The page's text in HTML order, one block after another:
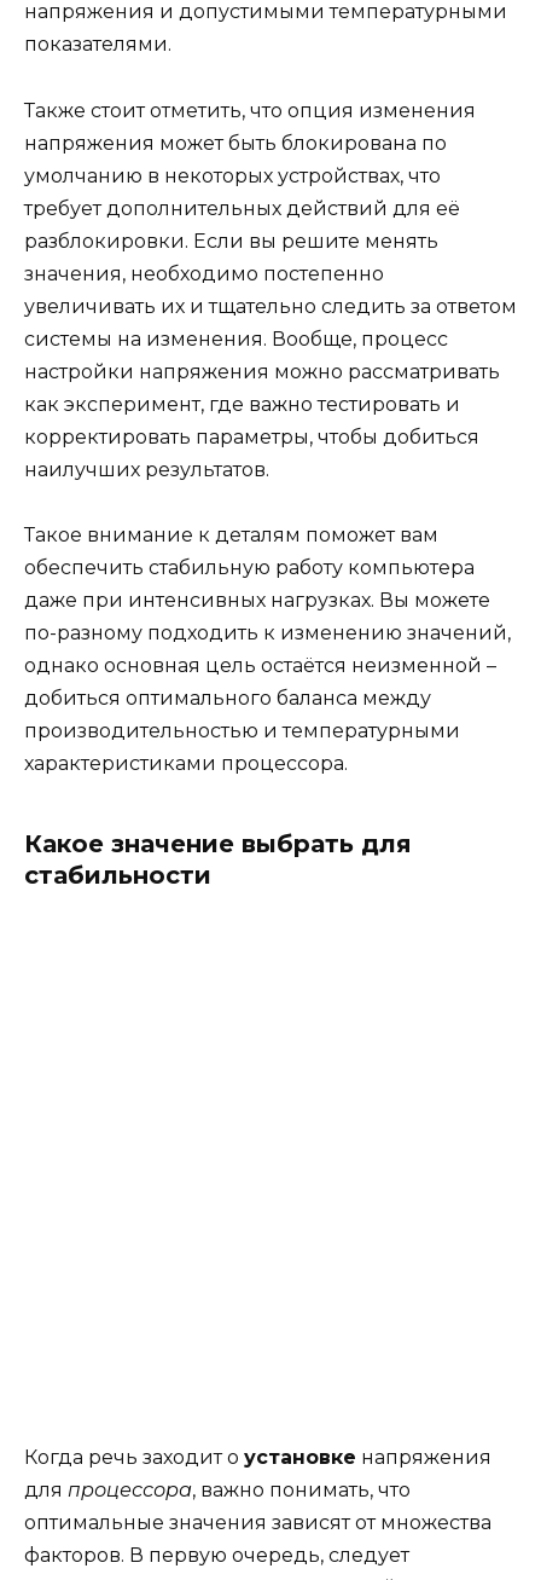
напряжения и допустимыми температурными
показателями.
Также стоит отметить, что опция изменения
напряжения может быть блокирована по
умолчанию в некоторых устройствах, что
требует дополнительных действий для её
разблокировки. Если вы решите менять
значения, необходимо постепенно
увеличивать их и тщательно следить за ответом
системы на изменения. Вообще, процесс
настройки напряжения можно рассматривать
как эксперимент, где важно тестировать и
корректировать параметры, чтобы добиться
наилучших результатов.
Такое внимание к деталям поможет вам
обеспечить стабильную работу компьютера
даже при интенсивных нагрузках. Вы можете
по-разному подходить к изменению значений,
однако основная цель остаётся неизменной –
добиться оптимального баланса между
производительностью и температурными
характеристиками процессора.
Какое значение выбрать для
стабильности
Когда речь заходит о установке напряжения
для процессора, важно понимать, что
оптимальные значения зависят от множества
факторов. В первую очередь, следует